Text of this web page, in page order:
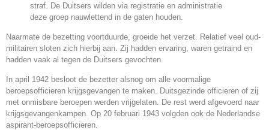
straf. De Duitsers wilden via registratie en administratie
deze groep nauwlettend in de gaten houden.
Naarmate de bezetting voortduurde, groeide het verzet. Relatief veel oud-
militairen sloten zich hierbij aan. Zij hadden ervaring, waren getraind en
hadden vaak al tegen de Duitsers gevochten.
In april 1942 besloot de bezetter alsnog om alle voormalige
beroepsofficieren krijgsgevangen te maken. Duitsgezinde officieren of zij
met onmisbare beroepen werden vrijgelaten. De rest werd afgevoerd naar
krijgsgevangenkampen. Op 20 februari 1943 volgden ook de Nederlandse
aspirant-beroepsofficieren.